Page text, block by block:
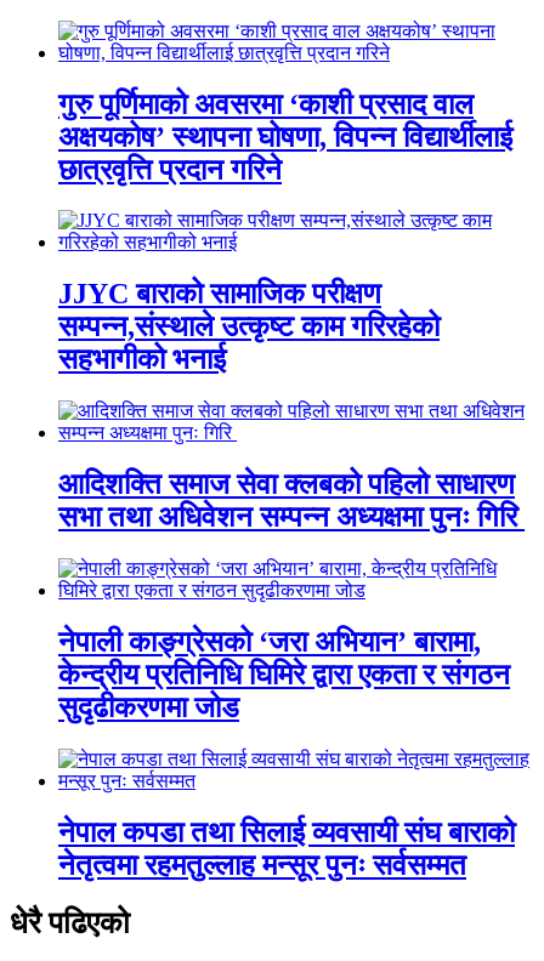
गुरु पूर्णिमाको अवसरमा ‘काशी प्रसाद वाल
अक्षयकोष’ स्थापना घोषणा, विपन्न विद्यार्थीलाई
छात्रवृत्ति प्रदान गरिने
JJYC बाराको सामाजिक परीक्षण
सम्पन्न,संस्थाले उत्कृष्ट काम गरिरहेको
सहभागीको भनाई
आदिशक्ति समाज सेवा क्लबको पहिलो साधारण
सभा तथा अधिवेशन सम्पन्न अध्यक्षमा पुनः गिरि
नेपाली काङ्ग्रेसको ‘जरा अभियान’ बारामा,
केन्द्रीय प्रतिनिधि घिमिरे द्वारा एकता र संगठन
सुदृढीकरणमा जोड
नेपाल कपडा तथा सिलाई व्यवसायी संघ बाराको
नेतृत्वमा रहमतुल्लाह मन्सूर पुनः सर्वसम्मत
धेरै पढिएको